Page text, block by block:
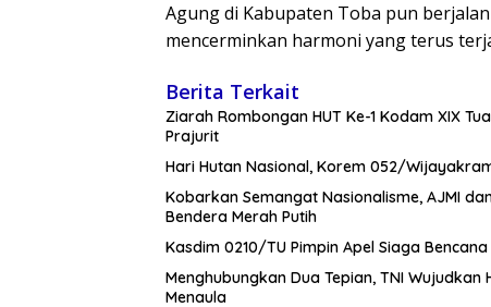
Agung di Kabupaten Toba pun
mencerminkan harmoni yang terus
Berita Terkait
Ziarah Rombongan HUT Ke-1 Kodam XIX
Prajurit
Hari Hutan Nasional, Korem 052/
Kobarkan Semangat Nasionalisme, AJMI
Bendera Merah Putih
Kasdim 0210/TU Pimpin Apel Siaga
Menghubungkan Dua Tepian, TNI
Menaula